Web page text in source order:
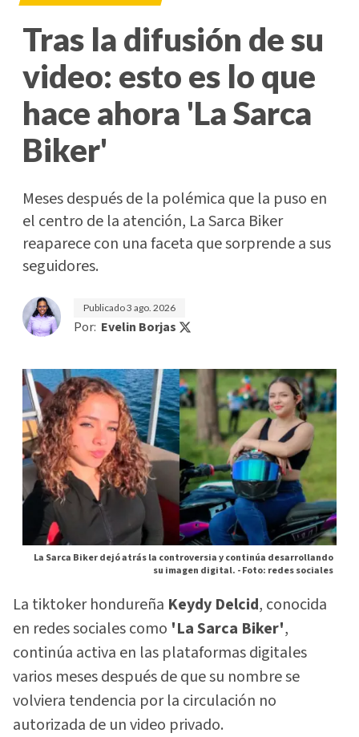
Tras la difusión de su
video: esto es lo que
hace ahora 'La Sarca
Biker'
Meses después de la polémica que la puso en
el centro de la atención, La Sarca Biker
reaparece con una faceta que sorprende a sus
seguidores.
Publicado3 ago. 2026
Por: Evelin Borjas
La Sarca Biker dejó atrás la controversia y continúa desarrollando
su imagen digital. -Foto: redes sociales
La tiktoker hondureña Keydy Delcid, conocida
en redes sociales como 'La Sarca Biker',
continúa activa en las plataformas digitales
varios meses después de que su nombre se
volviera tendencia por la circulación no
autorizada de un video privado.